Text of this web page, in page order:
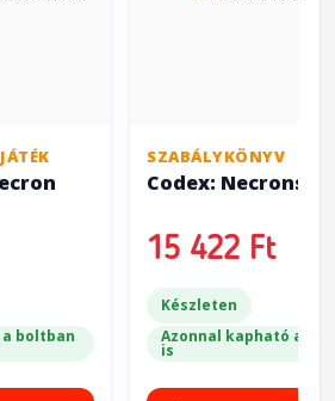
boltban
SZABÁLYKÖNYV
Codex: Necrons
15 422 Ft
Készleten
Azonnal kapható a
is